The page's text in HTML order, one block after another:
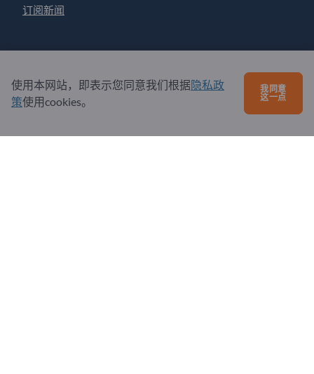
订阅新闻
问题和回答
关于我们
使用本网站，即表示您同意我们根据隐私政
策使用cookies。
我同意
这一点